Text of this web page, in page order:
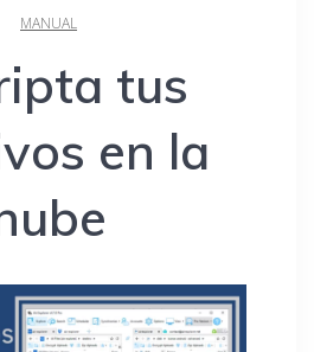
MANUAL
tus
en la